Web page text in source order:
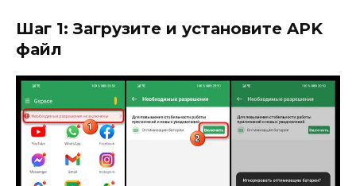
Шаг 1: Загрузите и установите APK
файл